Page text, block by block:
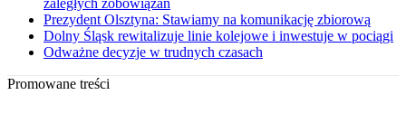
zaległych zobowiązań
Prezydent Olsztyna: Stawiamy na komunikację zbiorową
Dolny Śląsk rewitalizuje linie kolejowe i inwestuje w pociągi
Odważne decyzje w trudnych czasach
Promowane treści